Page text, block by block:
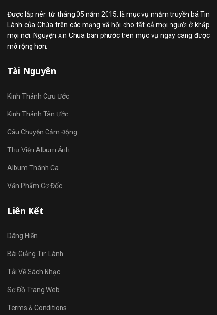
Được lập nên từ tháng 05 năm 2015, là mục vụ nhằm truyền bá Tin
Lành của Chúa trên các mạng xã hội cho tất cả mọi người ở khắp
mọi nơi. Nguyện xin Chúa ban phước trên mục vụ ngày càng được
mở rộng hơn.
Tài Nguyên
Kinh Thánh Cựu Ước
Kinh Thánh Tân Ước
Câu Chuyện Cảm Động
Thư Viện Album Ảnh
Album Thánh Ca
Văn Phẩm Cơ Đốc
Liên Kết
Dâng Hiến
Bài Giảng Tin Lành
Tải Về Sách Nhạc
Sơ Đồ Trang Web
Terms & Conditions